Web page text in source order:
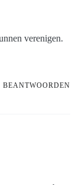
verenigen.
BEANTWOORDEN